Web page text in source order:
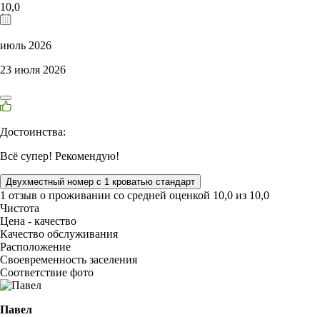
10,0
июль 2026
23 июля 2026
Достоинства:
Всё супер! Рекомендую!
Двухместный номер с 1 кроватью стандарт
1 отзыв о проживании со средней оценкой 10,0 из 10,0
Чистота
Цена - качество
Качество обслуживания
Расположение
Своевременность заселения
Соответствие фото
Павел